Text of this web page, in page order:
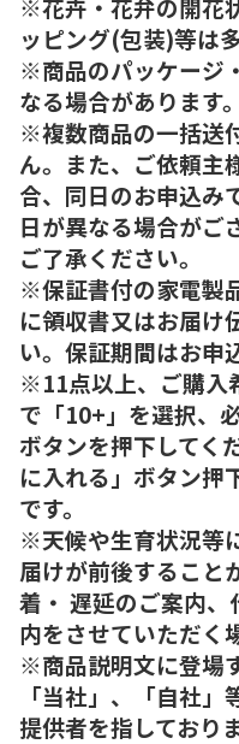
ッピング(包装)等は
※商品のパッケージ
なる場合があります。
※複数商品の一括送
ん。また、ご依頼主
合、同日のお申込み
日が異なる場合がご
ご了承ください。
※保証書付の家電製
に領収書又はお届け
い。保証期間はお申
※11点以上、ご購入
で「10+」を選択、
ボタンを押下してく
に入れる」ボタン押
です。
※天候や生育状況等
届けが前後すること
着・ 遅延のご案内
内をさせていただく
※商品説明文に登場
「当社」、「自社
提供者を指しておりま